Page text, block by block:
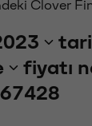
Clover
fiyatı